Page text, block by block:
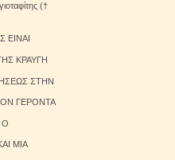
(†
ΚΡΑΥΓΗ
ΣΤΗΝ
ΓΕΡΟΝΤΑ
Ο
ΜΙΑ